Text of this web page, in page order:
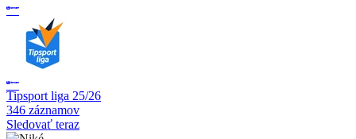
Tipsport liga 25/26
346 záznamov
Sledovať teraz